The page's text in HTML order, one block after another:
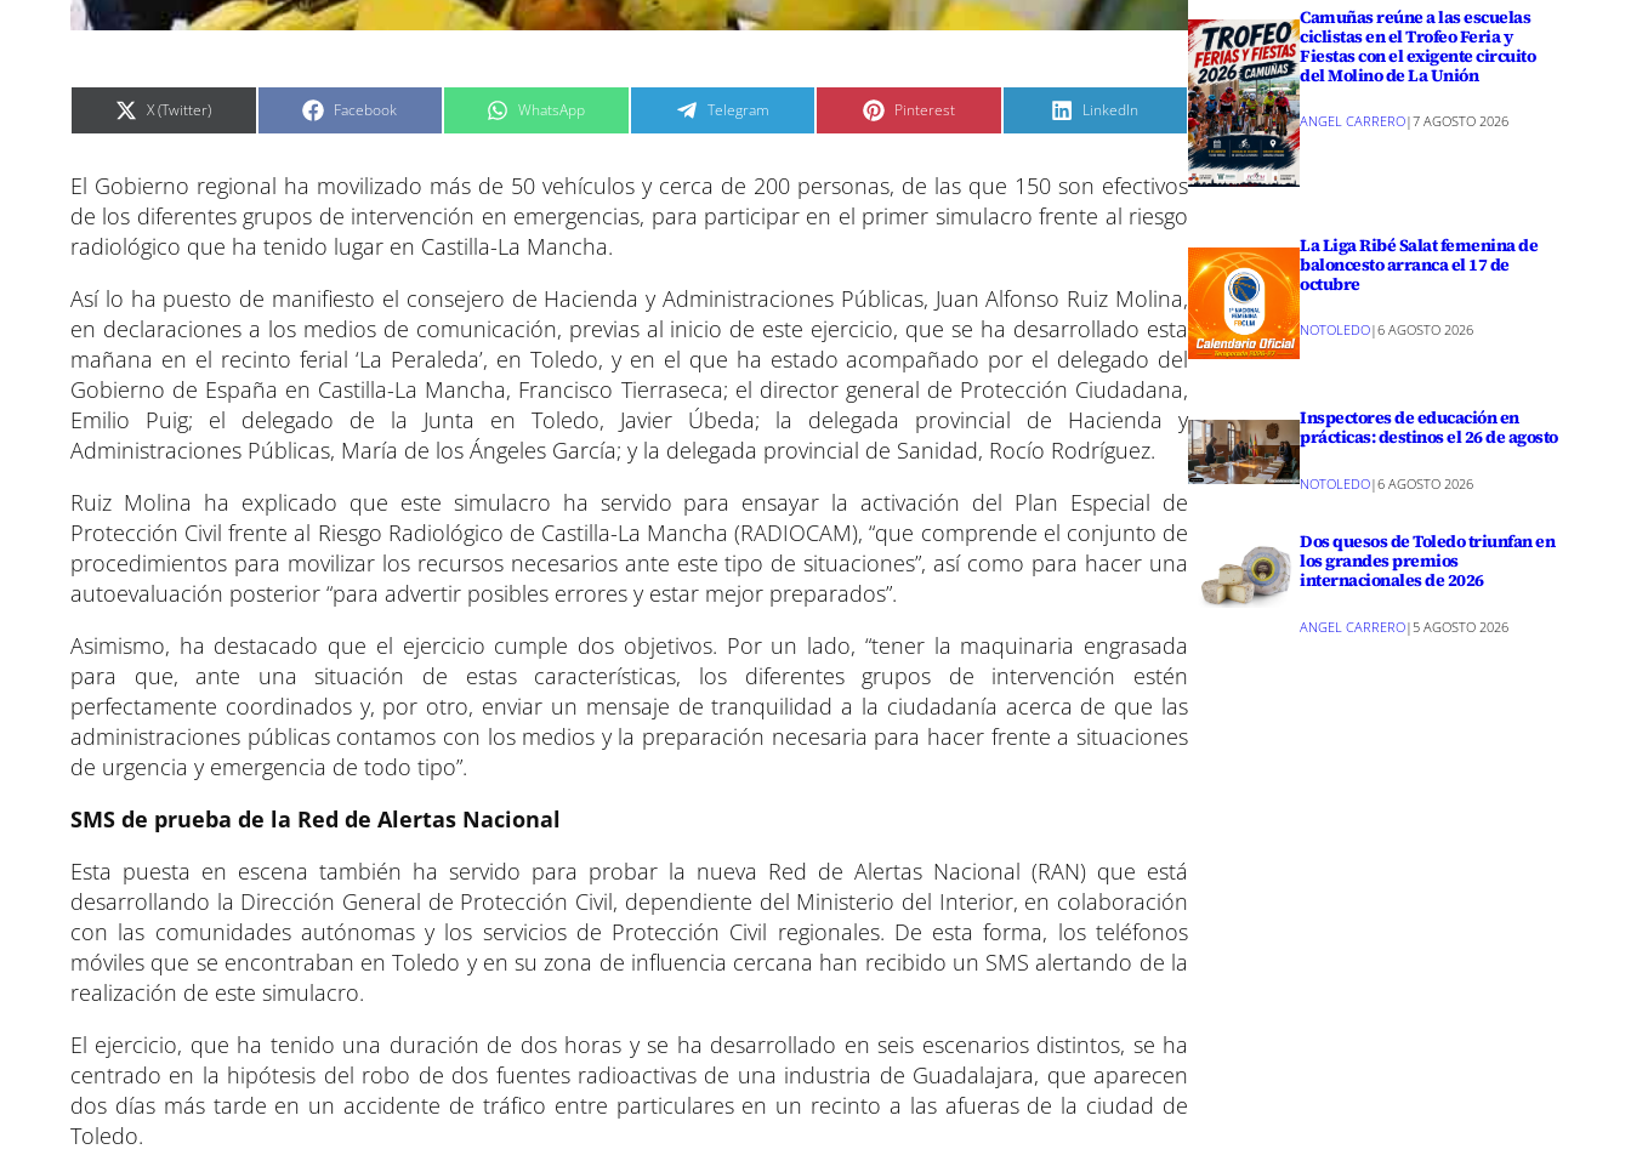
C
m
r
t
i
r
e
n
X (Twitter) C
m
r
t
i
r
e
n
Facebook C
m
r
t
i
r
e
n
WhatsApp C
m
r
t
i
r
Telegram C
m
t
i
r
Pinterest C
m
r
t
i
r
LinkedIn
El Gobierno regional ha movilizado más de 50 vehículos y cerca de 200 personas, de las que 150 son efectivos
de los diferentes grupos de intervención en emergencias, para participar en el primer simulacro frente al riesgo
radiológico que ha tenido lugar en Castilla-La Mancha.
Así lo ha puesto de manifiesto el consejero de Hacienda y Administraciones Públicas, Juan Alfonso Ruiz Molina,
en declaraciones a los medios de comunicación, previas al inicio de este ejercicio, que se ha desarrollado esta
mañana en el recinto ferial ‘La Peraleda’, en Toledo, y en el que ha estado acompañado por el delegado del
Gobierno de España en Castilla-La Mancha, Francisco Tierraseca; el director general de Protección Ciudadana,
Emilio Puig; el delegado de la Junta en Toledo, Javier Úbeda; la delegada provincial de Hacienda y
Administraciones Públicas, María de los Ángeles García; y la delegada provincial de Sanidad, Rocío Rodríguez.
Ruiz Molina ha explicado que este simulacro ha servido para ensayar la activación del Plan Especial de
Protección Civil frente al Riesgo Radiológico de Castilla-La Mancha (RADIOCAM), “que comprende el conjunto de
procedimientos para movilizar los recursos necesarios ante este tipo de situaciones”, así como para hacer una
autoevaluación posterior “para advertir posibles errores y estar mejor preparados”.
Asimismo, ha destacado que el ejercicio cumple dos objetivos. Por un lado, “tener la maquinaria engrasada
para que, ante una situación de estas características, los diferentes grupos de intervención estén
perfectamente coordinados y, por otro, enviar un mensaje de tranquilidad a la ciudadanía acerca de que las
administraciones públicas contamos con los medios y la preparación necesaria para hacer frente a situaciones
de urgencia y emergencia de todo tipo”.
SMS de prueba de la Red de Alertas Nacional
Esta puesta en escena también ha servido para probar la nueva Red de Alertas Nacional (RAN) que está
desarrollando la Dirección General de Protección Civil, dependiente del Ministerio del Interior, en colaboración
con las comunidades autónomas y los servicios de Protección Civil regionales. De esta forma, los teléfonos
móviles que se encontraban en Toledo y en su zona de influencia cercana han recibido un SMS alertando de la
realización de este simulacro.
El ejercicio, que ha tenido una duración de dos horas y se ha desarrollado en seis escenarios distintos, se ha
centrado en la hipótesis del robo de dos fuentes radioactivas de una industria de Guadalajara, que aparecen
dos días más tarde en un accidente de tráfico entre particulares en un recinto a las afueras de la ciudad de
Toledo.
Camuñas reúne a las escuelas
ciclistas en el Trofeo Feria y
Fiestas con el exigente circuito
del Molino de La Unión
ANGEL CARRERO|7 AGOSTO 2026
La Liga Ribé Salat femenina de
baloncesto arranca el 17 de
octubre
NOTOLEDO|6 AGOSTO 2026
Inspectores de educación en
prácticas: destinos el 26 de agosto
NOTOLEDO|6 AGOSTO 2026
Dos quesos de Toledo triunfan en
los grandes premios
internacionales de 2026
ANGEL CARRERO|5 AGOSTO 2026